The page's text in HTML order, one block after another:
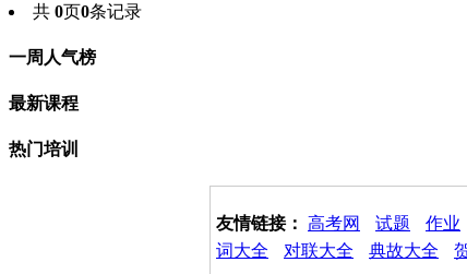
共 0页0条记录
一周人气榜
最新课程
热门培训
友情链接： 高考网 试题 作业
词大全
对联大全 典故大全